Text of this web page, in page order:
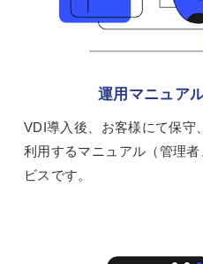
運用マニュア
VDI導入後、お客様にて保守
利用するマニュアル（管理
ビスです。